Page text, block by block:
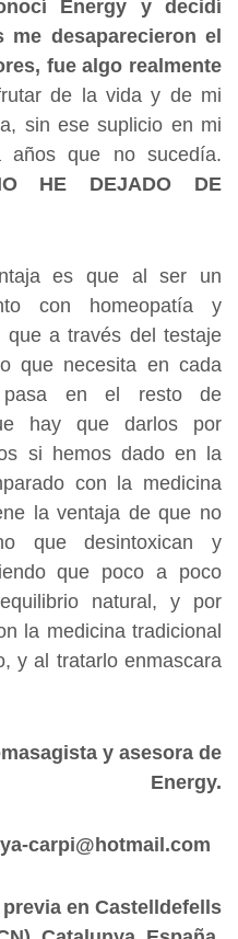
Energy y decidí
me desaparecieron el
fue algo realmente
de la vida y de mi
sin ese suplicio en mi
que no sucedía.
HE DEJADO DE
es que al ser un
con homeopatía y
a través del testaje
que necesita en cada
en el resto de
hay que darlos por
si hemos dado en la
con la medicina
la ventaja de que no
que desintoxican y
que poco a poco
natural, y por
la medicina tradicional
y al tratarlo enmascara
y asesora de
Energy.
carpi@hotmail.com
en Castelldefells